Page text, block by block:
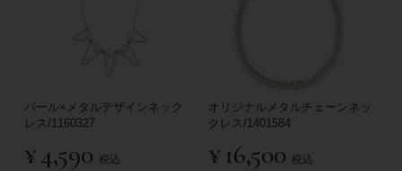
パール×メタルデザインネック
レス/1160327
¥4,590 税込
オリジナルメタルチェーンネッ
クレス/1401584
¥ 16,500 税込